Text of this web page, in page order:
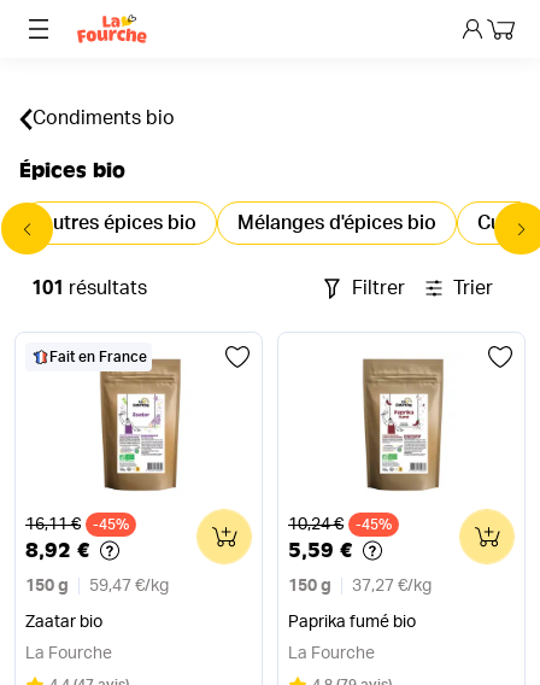
Mon
Condiments bio
Épices bio
Autres épices bio Mélanges d'épices bio Curry
101 résultats Filtrer Trier
Fait en France
Ancien prix
16,11 € -45%
8,92 €
150 g 59,47 €/ kg
Zaatar bio
0
La Fourche
Ancien prix
10,24 € -45%
5,59 €
150 g 37,27 €/ kg
Paprika fumé bio
0
La Fourche